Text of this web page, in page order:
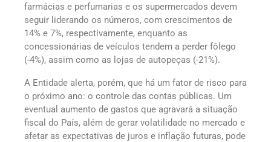
farmácias e perfumarias e os supermercados devem
seguir liderando os números, com crescimentos de
14% e 7%, respectivamente, enquanto as
concessionárias de veículos tendem a perder fôlego
(-4%), assim como as lojas de autopeças (-21%).
A Entidade alerta, porém, que há um fator de risco para
o próximo ano: o controle das contas públicas. Um
eventual aumento de gastos que agravará a situação
fiscal do País, além de gerar volatilidade no mercado e
afetar as expectativas de juros e inflação futuras, pode